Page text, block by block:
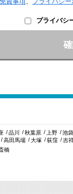
プライバシ
品川 秋葉原 上野 池袋
高田馬場 大塚 荻窪 吉
橋